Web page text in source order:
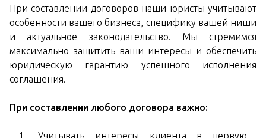
При составлении договоров наши юристы учитывают
особенности вашего бизнеса, специфику вашей ниши
и актуальное законодательство. Мы стремимся
максимально защитить ваши интересы и обеспечить
юридическую гарантию успешного исполнения
соглашения.
При составлении любого договора важно:
Учитывать интересы клиента в первую